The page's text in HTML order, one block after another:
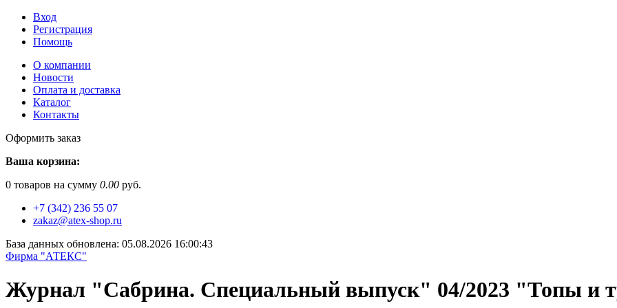
Вход
Регистрация
Помощь
О компании
Новости
Оплата и доставка
Каталог
Контакты
Оформить заказ
Ваша корзина:
0 товаров на сумму 0.00 руб.
+7 (342) 236 55 07
zakaz@atex-shop.ru
База данных обновлена: 05.08.2026 16:00:43
Фирма "АТЕКС"
Журнал "Сабрина. Специальный выпуск" 04/2023 "Топы и